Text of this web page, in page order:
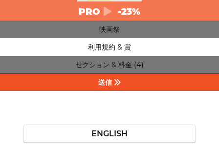
PRO -23%
映画祭
利用規約 & 賞
セクション & 料金 (4)
送信
ENGLISH